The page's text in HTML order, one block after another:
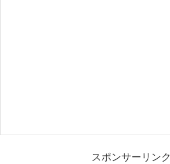
スポンサーリンク